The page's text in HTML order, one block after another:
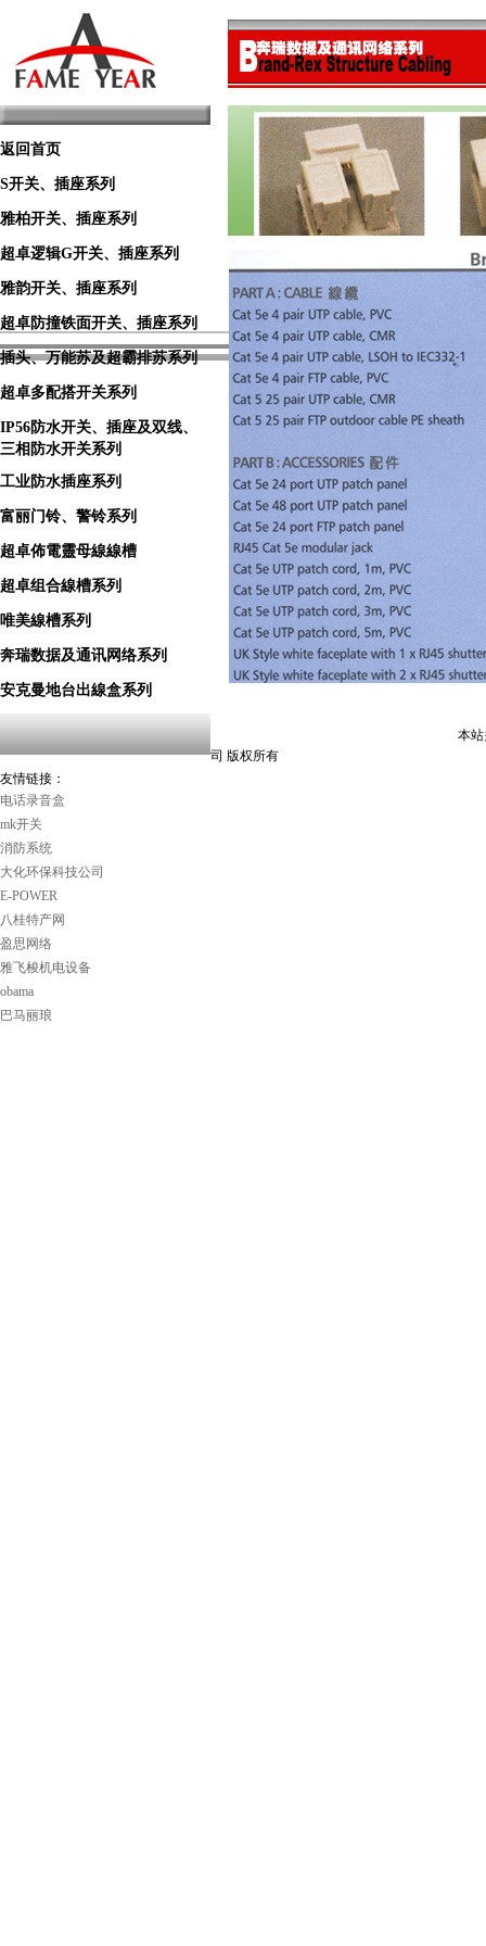
返回首页
S开关、插座系列
雅柏开关、插座系列
超卓逻辑G开关、插座系列
雅韵开关、插座系列
超卓防撞铁面开关、插座系列
插头、万能苏及超霸排苏系列
超卓多配搭开关系列
IP56防水开关、插座及双线、
三相防水开关系列
工业防水插座系列
富丽门铃、警铃系列
超卓佈電靈母線線槽
超卓组合線槽系列
唯美線槽系列
奔瑞数据及通讯网络系列
安克曼地台出線盒系列
友情链接：
电话录音盒
mk开关
消防系统
大化环保科技公司
E-POWER
八桂特产网
盈思网络
雅飞梭机电设备
obama
巴马丽琅
本站关键
司 版权所有